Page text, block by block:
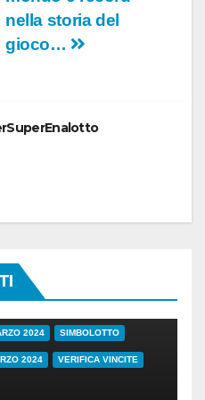
nella storia del
gioco…
OGGI
2024 SIMBOLOTTO
2024 VERIFICA VINCITE